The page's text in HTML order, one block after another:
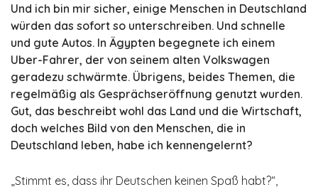
Und ich bin mir sicher, einige Menschen in Deutschland
würden das sofort so unterschreiben. Und schnelle
und gute Autos. In Ägypten begegnete ich einem
Uber-Fahrer, der von seinem alten Volks­wagen
geradezu schwärmte. Übrigens, beides Themen, die
regelmäßig als Gesprächseröffnung genutzt wurden.
Gut, das beschreibt wohl das Land und die Wirtschaft,
doch welches Bild von den Menschen, die in
Deutschland leben, habe ich kennengelernt?
„Stimmt es, dass ihr Deutschen keinen Spaß habt?“,